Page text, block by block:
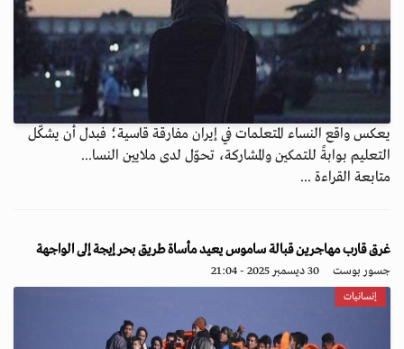
يعكس واقع النساء المتعلمات في إيران مفارقة قاسية؛ فبدل أن يشكّل
التعليم بوابةً للتمكين والمشاركة، تحوّل لدى ملايين النسا...
متابعة القراءة ...
غرق قارب مهاجرين قبالة ساموس يعيد مأساة طريق بحر إيجة إلى الواجهة
جسور بوست 30 ديسمبر 2025 - 21:04
إنسانيات